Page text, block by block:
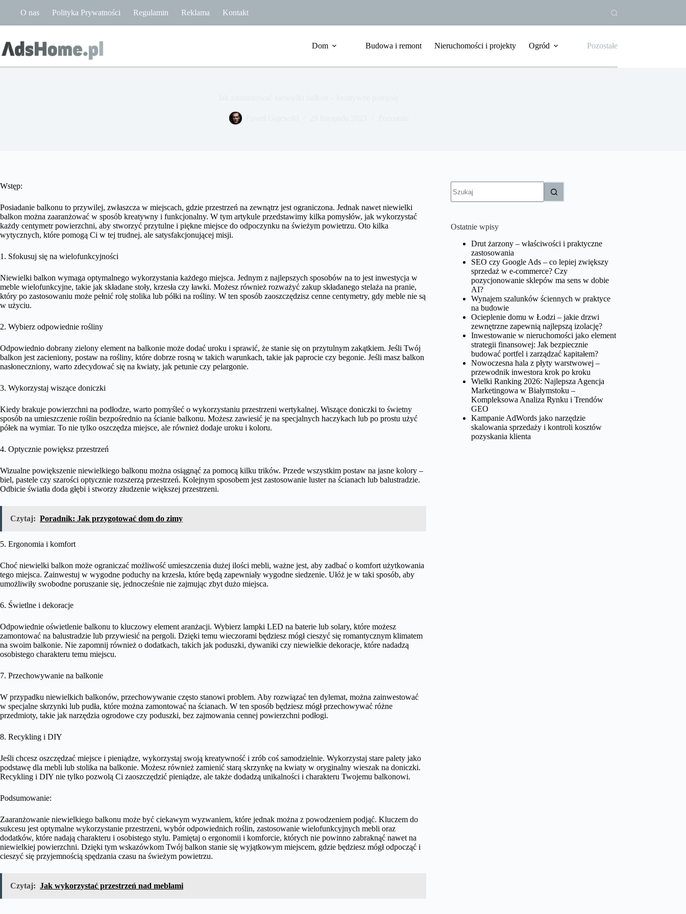
O nas Polityka Prywatności Regulamin Reklama Kontakt
Dom Budowa i remont Nieruchomości i projekty Ogród Pozostałe
Wstęp:
Posiadanie balkonu to przywilej, zwłaszcza w miejscach, gdzie przestrzeń na zewnątrz jest ograniczona. Jednak nawet niewielki
balkon można zaaranżować w sposób kreatywny i funkcjonalny. W tym artykule przedstawimy kilka pomysłów, jak wykorzystać
każdy centymetr powierzchni, aby stworzyć przytulne i piękne miejsce do odpoczynku na świeżym powietrzu. Oto kilka
wytycznych, które pomogą Ci w tej trudnej, ale satysfakcjonującej misji.
1. Sfokusuj się na wielofunkcyjności
Niewielki balkon wymaga optymalnego wykorzystania każdego miejsca. Jednym z najlepszych sposobów na to jest inwestycja w
meble wielofunkcyjne, takie jak składane stoły, krzesła czy ławki. Możesz również rozważyć zakup składanego stelaża na pranie,
który po zastosowaniu może pełnić rolę stolika lub półki na rośliny. W ten sposób zaoszczędzisz cenne centymetry, gdy meble nie są
w użyciu.
2. Wybierz odpowiednie rośliny
Odpowiednio dobrany zielony element na balkonie może dodać uroku i sprawić, że stanie się on przytulnym zakątkiem. Jeśli Twój
balkon jest zacieniony, postaw na rośliny, które dobrze rosną w takich warunkach, takie jak paprocie czy begonie. Jeśli masz balkon
nasłoneczniony, warto zdecydować się na kwiaty, jak petunie czy pelargonie.
3. Wykorzystaj wiszące doniczki
Kiedy brakuje powierzchni na podłodze, warto pomyśleć o wykorzystaniu przestrzeni wertykalnej. Wiszące doniczki to świetny
sposób na umieszczenie roślin bezpośrednio na ścianie balkonu. Możesz zawiesić je na specjalnych haczykach lub po prostu użyć
półek na wymiar. To nie tylko oszczędza miejsce, ale również dodaje uroku i koloru.
4. Optycznie powiększ przestrzeń
Wizualne powiększenie niewielkiego balkonu można osiągnąć za pomocą kilku trików. Przede wszystkim postaw na jasne kolory –
biel, pastele czy szarości optycznie rozszerzą przestrzeń. Kolejnym sposobem jest zastosowanie luster na ścianach lub balustradzie.
Odbicie światła doda głębi i stworzy złudzenie większej przestrzeni.
Czytaj: Poradnik: Jak przygotować dom do zimy
5. Ergonomia i komfort
Choć niewielki balkon może ograniczać możliwość umieszczenia dużej ilości mebli, ważne jest, aby zadbać o komfort użytkowania
tego miejsca. Zainwestuj w wygodne poduchy na krzesła, które będą zapewniały wygodne siedzenie. Ułóż je w taki sposób, aby
umożliwiły swobodne poruszanie się, jednocześnie nie zajmując zbyt dużo miejsca.
6. Świetlne i dekoracje
Odpowiednie oświetlenie balkonu to kluczowy element aranżacji. Wybierz lampki LED na baterie lub solary, które możesz
zamontować na balustradzie lub przywiesić na pergoli. Dzięki temu wieczorami będziesz mógł cieszyć się romantycznym klimatem
na swoim balkonie. Nie zapomnij również o dodatkach, takich jak poduszki, dywaniki czy niewielkie dekoracje, które nadadzą
osobistego charakteru temu miejscu.
7. Przechowywanie na balkonie
W przypadku niewielkich balkonów, przechowywanie często stanowi problem. Aby rozwiązać ten dylemat, można zainwestować
w specjalne skrzynki lub pudła, które można zamontować na ścianach. W ten sposób będziesz mógł przechowywać różne
przedmioty, takie jak narzędzia ogrodowe czy poduszki, bez zajmowania cennej powierzchni podłogi.
8. Recykling i DIY
Jeśli chcesz oszczędzać miejsce i pieniądze, wykorzystaj swoją kreatywność i zrób coś samodzielnie. Wykorzystaj stare palety jako
podstawę dla mebli lub stolika na balkonie. Możesz również zamienić starą skrzynkę na kwiaty w oryginalny wieszak na doniczki.
Recykling i DIY nie tylko pozwolą Ci zaoszczędzić pieniądze, ale także dodadzą unikalności i charakteru Twojemu balkonowi.
Podsumowanie:
Zaaranżowanie niewielkiego balkonu może być ciekawym wyzwaniem, które jednak można z powodzeniem podjąć. Kluczem do
sukcesu jest optymalne wykorzystanie przestrzeni, wybór odpowiednich roślin, zastosowanie wielofunkcyjnych mebli oraz
dodatków, które nadają charakteru i osobistego stylu. Pamiętaj o ergonomii i komforcie, których nie powinno zabraknąć nawet na
niewielkiej powierzchni. Dzięki tym wskazówkom Twój balkon stanie się wyjątkowym miejscem, gdzie będziesz mógł odpocząć i
cieszyć się przyjemnością spędzania czasu na świeżym powietrzu.
Czytaj: Jak wykorzystać przestrzeń nad meblami
wyników
Ostatnie wpisy
Drut żarzony – właściwości i praktyczne
zastosowania
SEO czy Google Ads – co lepiej zwiększy
sprzedaż w e-commerce? Czy
pozycjonowanie sklepów ma sens w dobie
AI?
Wynajem szalunków ściennych w praktyce
na budowie
Ocieplenie domu w Łodzi – jakie drzwi
zewnętrzne zapewnią najlepszą izolację?
Inwestowanie w nieruchomości jako element
strategii finansowej: Jak bezpiecznie
budować portfel i zarządzać kapitałem?
Nowoczesna hala z płyty warstwowej –
przewodnik inwestora krok po kroku
Wielki Ranking 2026: Najlepsza Agencja
Marketingowa w Białymstoku –
Kompleksowa Analiza Rynku i Trendów
GEO
Kampanie AdWords jako narzędzie
skalowania sprzedaży i kontroli kosztów
pozyskania klienta